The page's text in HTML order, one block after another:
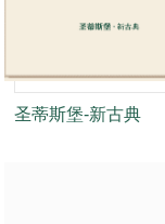
圣蒂斯堡-新古典